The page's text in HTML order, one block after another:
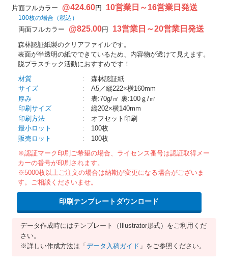
片面フルカラー @424.60円 10営業日～16営業日発送
100枚の場合（税込）
両面フルカラー @825.00円 13営業日～20営業日発送
森林認証紙製のクリアファイルです。
表面が半透明の紙でできているため、内容物が透けて見えます。
脱プラスチック活動におすすめです！
材質
:
森林認証紙
サイズ
:
A5／縦222×横160mm
厚み
:
表:70g/㎡ 裏:100ｇ/㎡
印刷サイズ
:
縦202×横140mm
印刷方法
:
オフセット印刷
最小ロット
:
100枚
販売ロット
:
100枚
※認証マーク印刷ご希望の場合、ライセンス番号は認証取得メー
カーの番号が印刷されます。
※5000枚以上ご注文の場合は納期が変更になる場合がございま
す。ご相談くださいませ。
印刷テンプレートダウンロード
データ作成時にはテンプレート（Illustrator形式）をご利用くだ
さい。
※詳しい作成方法は「データ入稿ガイド 」をご参照ください。